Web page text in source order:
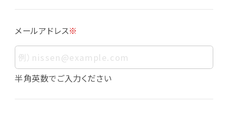
す。また、その情報のみでは識別できない場合で
も、他の情報と容易に照合することで、結果的に
お客様個人を識別できるものも個人情報に含ま
れます。
個人情報の利用目的について
メールアドレス※
半角英数でご入力ください